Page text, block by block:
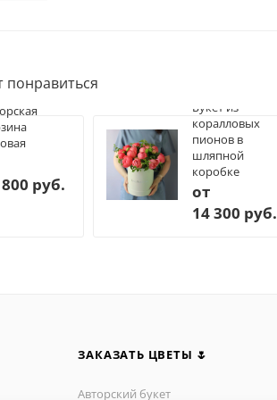
руб.
Букет из
коралловых
пионов в
шляпной
коробке
от
14 300 руб.
ЗАКАЗАТЬ ЦВЕТЫ 🌷
Авторский букет